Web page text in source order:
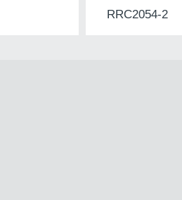
RRC2054-2